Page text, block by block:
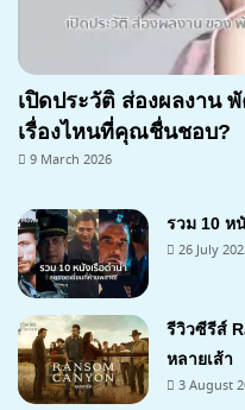
เปิดประวัติ ส่องผลงาน
เรื่องไหนที่คุณชื่นชอบ?
9 March 2026
รวม 10 ห
26 July
7.1
รีวิวซีรีส์
หลายเส้า
3 August